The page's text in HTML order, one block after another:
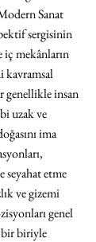
Sanat
sergisinin
iç mekânların
kavramsal
genellikle insan
uzak ve
ima
seyahat etme
ve gizemi
genel
biriyle